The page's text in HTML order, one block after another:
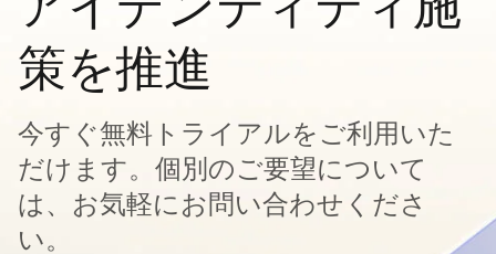
策を推進
今すぐ無料トライアルをご利用いた
だけます。個別のご要望について
は、お気軽にお問い合わせくださ
い。